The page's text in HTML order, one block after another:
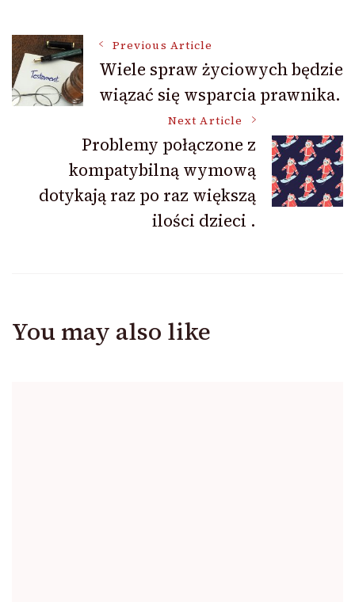
Post
Navigation
Previous Article
Wiele spraw życiowych będzie
wiązać się wsparcia prawnika.
Next Article
Problemy połączone z
kompatybilną wymową
dotykają raz po raz większą
ilości dzieci .
You may also like